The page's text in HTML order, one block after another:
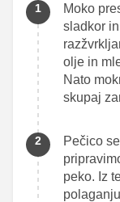
Moko
sladkor
olje in
Nato
skupaj
Pečico
peko. Iz